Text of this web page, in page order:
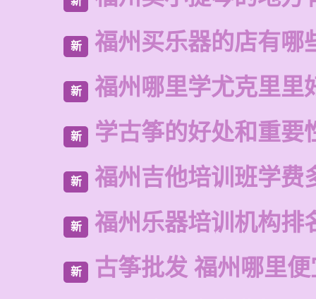
新 福州买乐器的店有哪
新 福州哪里学尤克里里
新 学古筝的好处和重要
新 福州吉他培训班学费
新 福州乐器培训机构排
新 古筝批发 福州哪里